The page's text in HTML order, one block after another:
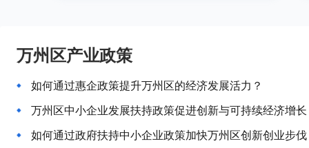
万州区产业政策
如何通过惠企政策提升万州区的经济发展活力？
万州区中小企业发展扶持政策促进创新与可持续经济增长
如何通过政府扶持中小企业政策加快万州区创新创业步